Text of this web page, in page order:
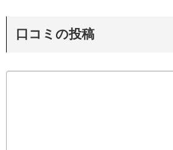
口コミの投稿